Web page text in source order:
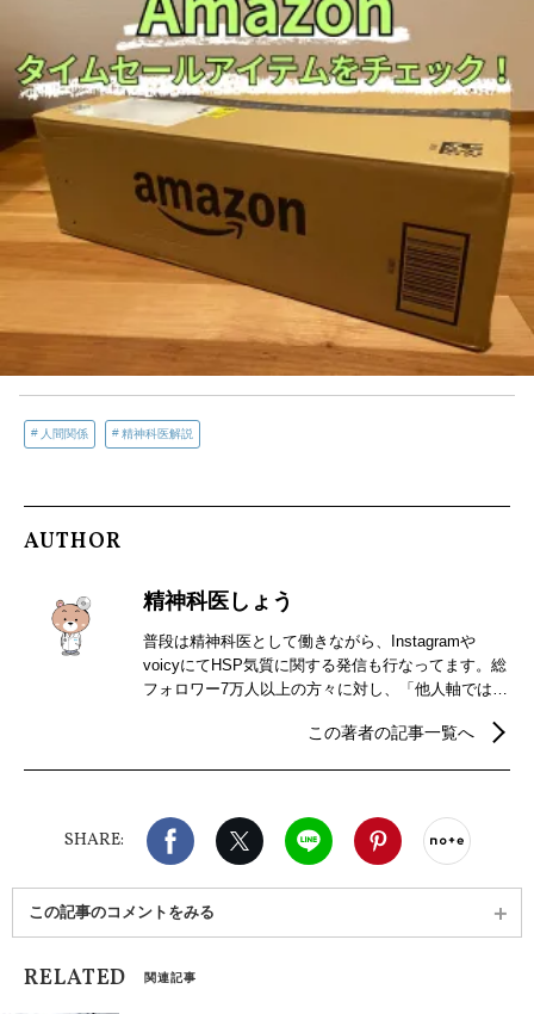
人間関係 精神科医解説
AUTHOR
精神科医しょう
普段は精神科医として働きながら、Instagramや
voicyにてHSP気質に関する発信も行なってます。総
フォロワー7万人以上の方々に対し、「他人軸ではな
自分軸になりたい方は是非、私の発信をのぞいてみ
この著者の記事一覧へ
SHARE:
Facebook X（旧twitter）
LINE Pinterest
この記事のコメントをみる
RELATED 関連記事